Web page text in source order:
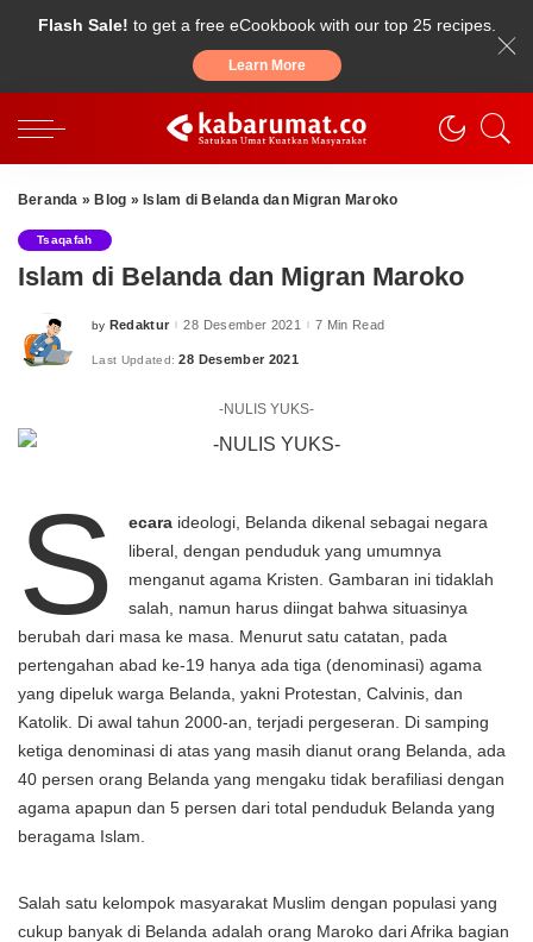
Flash Sale! to get a free eCookbook with our top 25 recipes.
Learn More
Beranda » Blog » Islam di Belanda dan Migran Maroko
Tsaqafah
Islam di Belanda dan Migran Maroko
Posted
by Redaktur 28 Desember 2021 7 Min Read
Last Updated: 28 Desember 2021
-NULIS YUKS-
S ecara ideologi, Belanda dikenal sebagai negara
liberal, dengan penduduk yang umumnya
menganut agama Kristen. Gambaran ini tidaklah
salah, namun harus diingat bahwa situasinya
berubah dari masa ke masa. Menurut satu catatan, pada
pertengahan abad ke-19 hanya ada tiga (denominasi) agama
yang dipeluk warga Belanda, yakni Protestan, Calvinis, dan
Katolik. Di awal tahun 2000-an, terjadi pergeseran. Di samping
ketiga denominasi di atas yang masih dianut orang Belanda, ada
40 persen orang Belanda yang mengaku tidak berafiliasi dengan
agama apapun dan 5 persen dari total penduduk Belanda yang
beragama Islam.
Salah satu kelompok masyarakat Muslim dengan populasi yang
cukup banyak di Belanda adalah orang Maroko dari Afrika bagian